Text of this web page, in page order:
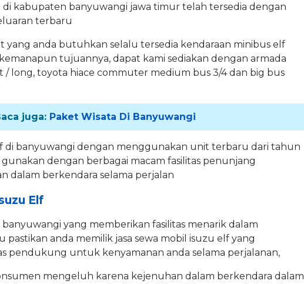
kabupaten banyuwangi jawa timur telah tersedia dengan
terbaru
yang anda butuhkan selalu tersedia kendaraan minibus elf
tujuannya, dapat kami sediakan dengan armada
/ long, toyota hiace commuter medium bus 3/4 dan big bus
juga: Paket Wisata Di Banyuwangi
di banyuwangi dengan menggunakan unit terbaru dari tahun
gunakan dengan berbagai macam fasilitas penunjang
dalam berkendara selama perjalan
Elf
banyuwangi yang memberikan fasilitas menarik dalam
pastikan anda memilik jasa sewa mobil isuzu elf yang
pendukung untuk kenyamanan anda selama perjalanan,
mengeluh karena kejenuhan dalam berkendara dalam